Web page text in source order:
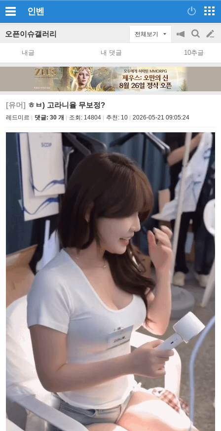
인벤
오픈이슈갤러리 전체보기
공
지
on/off
검
색
글
쓰
내글 내 댓글 10추글
[유머] ㅎㅂ) 고라니율 무보정?
레드미르 댓글: 30 개 조회: 14804 추천: 10 2026-05-21 09:05:24